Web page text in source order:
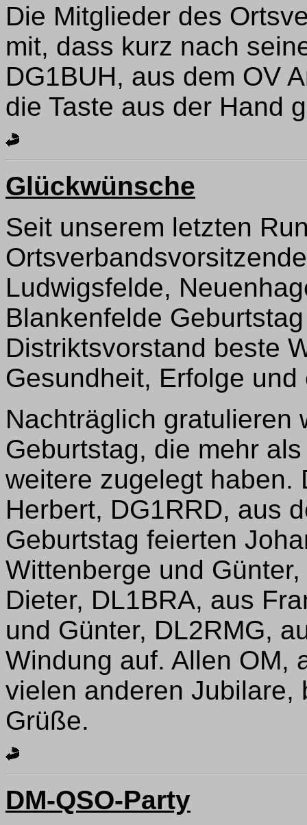
Die Mitglieder des
mit, dass kurz nach
DG1BUH, aus dem OV
die Taste aus der Hand
Glückwünsche
Seit unserem letzten
Ludwigsfelde,
Blankenfelde
Distriktsvorstand beste
Gesundheit, Erfolge
Nachträglich gratulieren
Geburtstag, die mehr
weitere zugelegt haben.
Herbert, DG1RRD, aus
Geburtstag feierten
Wittenberge und
Dieter, DL1BRA, aus
und Günter, DL2RMG,
Windung auf. Allen OM,
vielen anderen Jubilare,
Grüße.
DM-QSO-Party